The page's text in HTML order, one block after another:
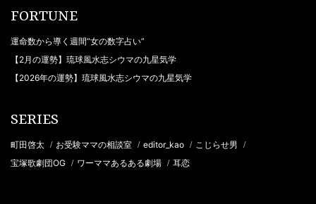
FORTUNE
運命数から導く週間“女の数字占い”
【2月の運勢】琉球風水志シウマの九星気学
【2026年の運勢】琉球風水志シウマの九星気学
SERIES
町田啓太 / お受験ママの相談室 / editor_kao / こじらせ男 /
宝塚歌劇団OG / ワーママあるある劇場 / 耳恋